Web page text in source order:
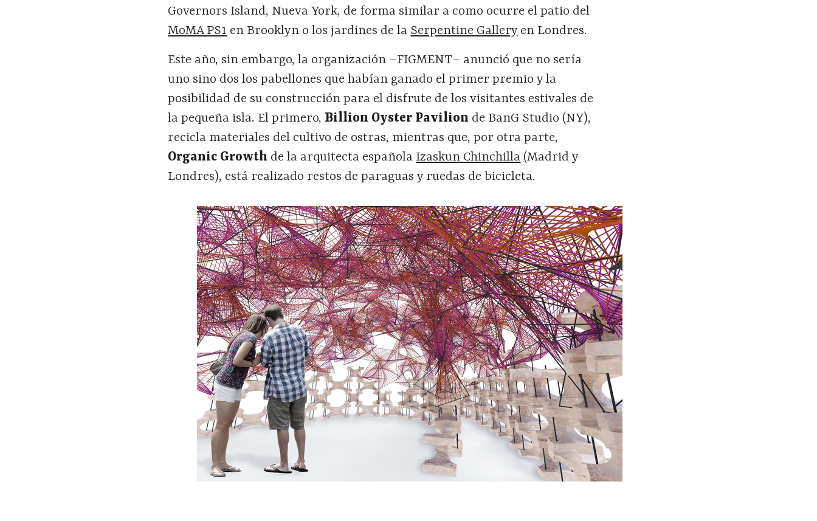
Governors Island, Nueva York, de forma similar a como ocurre el patio del
MoMA PS1 en Brooklyn o los jardines de la Serpentine Galleryen Londres.
Este año, sin embargo, la organización –FIGMENT– anunció que no sería
uno sino dos los pabellones que habían ganado el primer premio y la
posibilidad de su construcción para el disfrute de los visitantes estivales de
la pequeña isla. El primero, Billion Oyster Pavilion de BanG Studio (NY),
recicla materiales del cultivo de ostras, mientras que, por otra parte,
Organic Growth de la arquitecta española Izaskun Chinchilla (Madrid y
Londres), está realizado restos de paraguas y ruedas de bicicleta.